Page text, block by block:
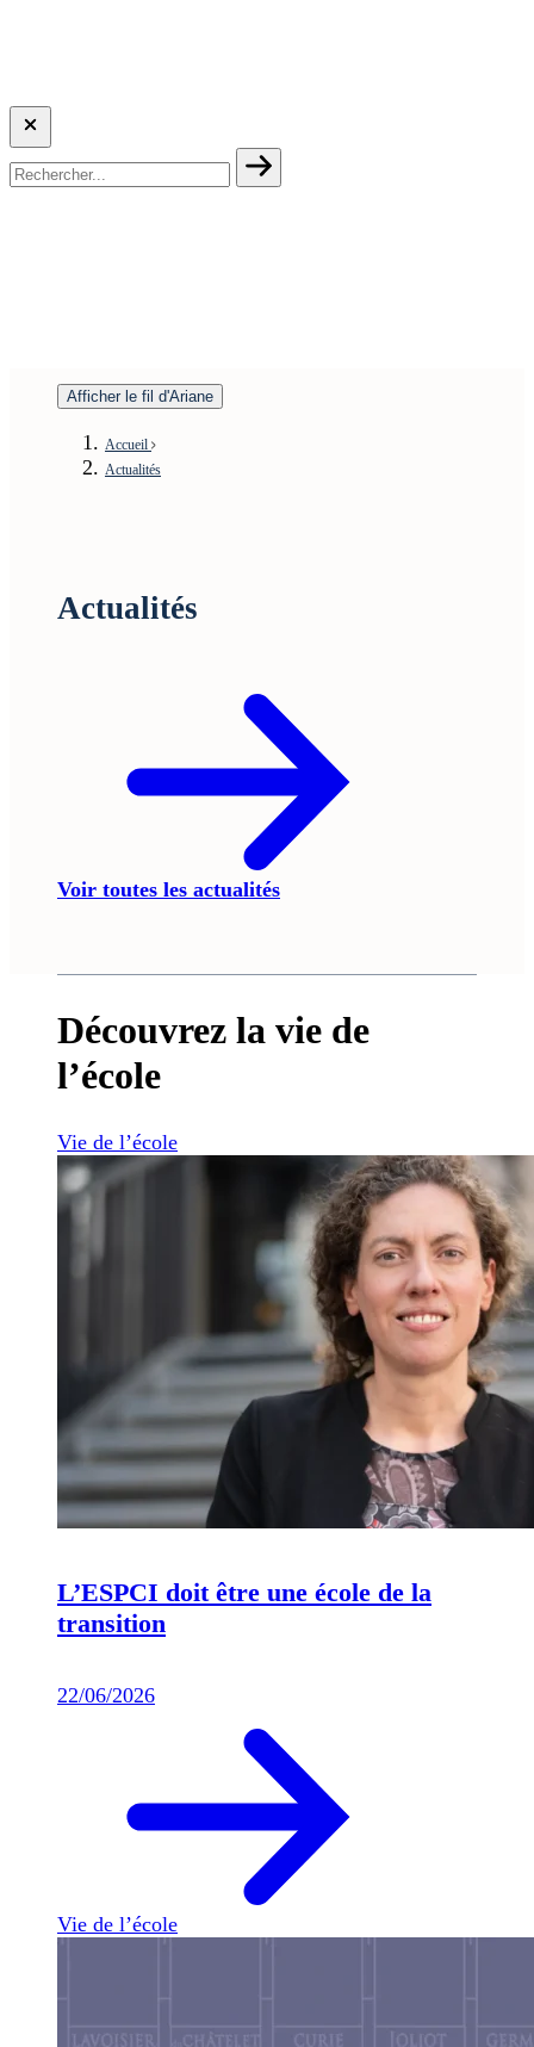
Afficher le fil d'Ariane
Accueil
Actualités
Actualités
Voir toutes les actualités
Découvrez la vie de
l’école
Vie de l’école
L’ESPCI doit être une école de la
transition
22/06/2026
Vie de l’école